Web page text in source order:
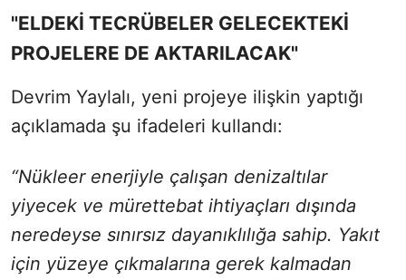
"ELDEKİ TECRÜBELER GELECEKTEKİ
PROJELERE DE AKTARILACAK"
Devrim Yaylalı, yeni projeye ilişkin yaptığı
açıklamada şu ifadeleri kullandı:
“Nükleer enerjiyle çalışan denizaltılar
yiyecek ve mürettebat ihtiyaçları dışında
neredeyse sınırsız dayanıklılığa sahip. Yakıt
için yüzeye çıkmalarına gerek kalmadan